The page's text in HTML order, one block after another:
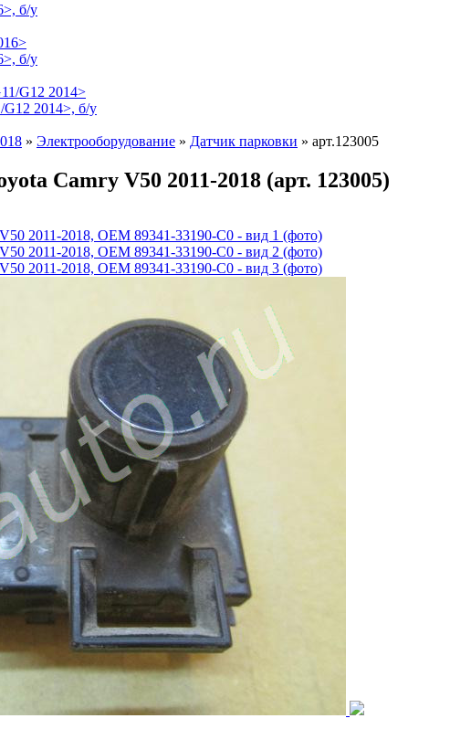
б/у
б/у
2014>, б/у
» Электрооборудование » Датчик парковки » арт.123005
Camry V50 2011-2018 (арт. 123005)